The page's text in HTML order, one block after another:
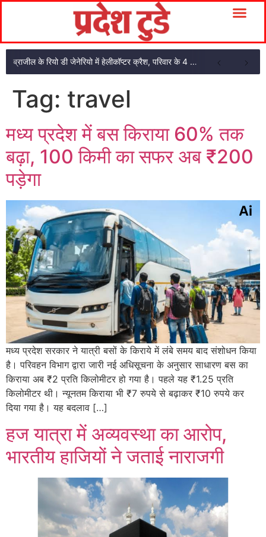
ब्राजील के रियो डी जेनेरियो में हेलीकॉप्टर क्रैश, परिवार के 4 सदस्यों की मौत
Tag: travel
मध्य प्रदेश में बस किराया 60% तक
बढ़ा, 100 किमी का सफर अब ₹200
पड़ेगा
मध्य प्रदेश सरकार ने यात्री बसों के किराये में लंबे समय बाद संशोधन किया
है। परिवहन विभाग द्वारा जारी नई अधिसूचना के अनुसार साधारण बस का
किराया अब ₹2 प्रति किलोमीटर हो गया है। पहले यह ₹1.25 प्रति
किलोमीटर थी। न्यूनतम किराया भी ₹7 रुपये से बढ़ाकर ₹10 रुपये कर
दिया गया है। यह बदलाव […]
हज यात्रा में अव्यवस्था का आरोप,
भारतीय हाजियों ने जताई नाराजगी